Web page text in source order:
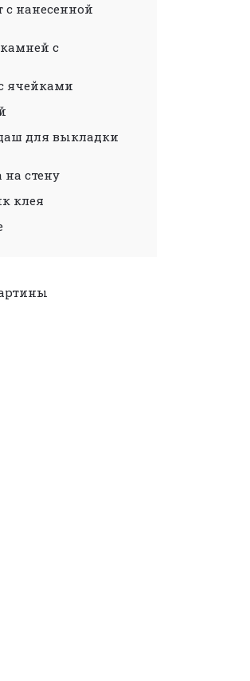
с нанесенной
с
ячейками
для выкладки
на стену
клея